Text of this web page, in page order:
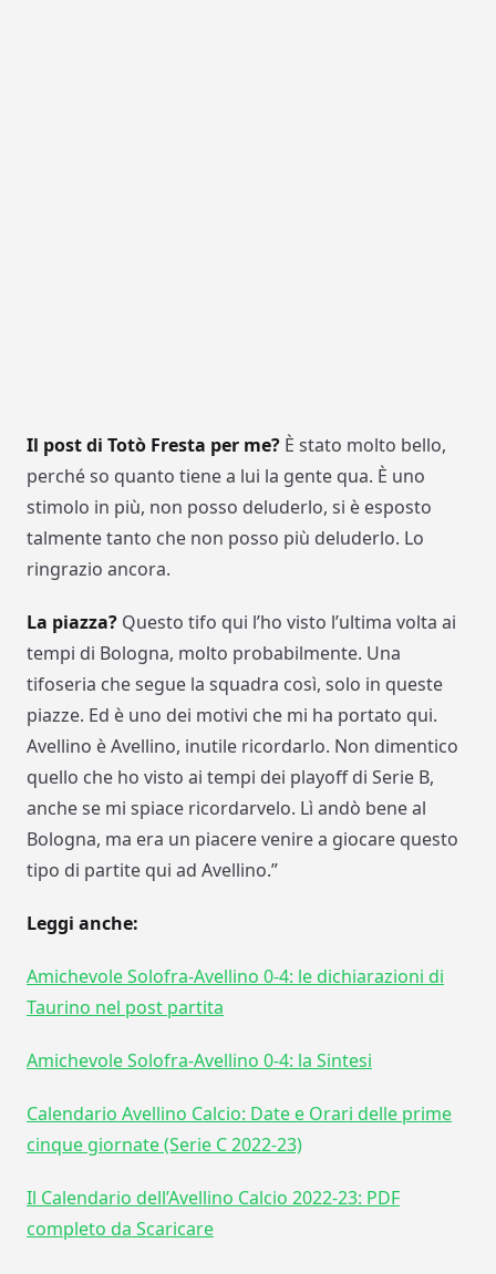
Il post di Totò Fresta per me? È stato molto bello,
perché so quanto tiene a lui la gente qua. È uno
stimolo in più, non posso deluderlo, si è esposto
talmente tanto che non posso più deluderlo. Lo
ringrazio ancora.
La piazza? Questo tifo qui l’ho visto l’ultima volta ai
tempi di Bologna, molto probabilmente. Una
tifoseria che segue la squadra così, solo in queste
piazze. Ed è uno dei motivi che mi ha portato qui.
Avellino è Avellino, inutile ricordarlo. Non dimentico
quello che ho visto ai tempi dei playoff di Serie B,
anche se mi spiace ricordarvelo. Lì andò bene al
Bologna, ma era un piacere venire a giocare questo
tipo di partite qui ad Avellino.”
Leggi anche:
Amichevole Solofra-Avellino 0-4: le dichiarazioni di
Taurino nel post partita
Amichevole Solofra-Avellino 0-4: la Sintesi
Calendario Avellino Calcio: Date e Orari delle prime
cinque giornate (Serie C 2022-23)
Il Calendario dell’Avellino Calcio 2022-23: PDF
completo da Scaricare